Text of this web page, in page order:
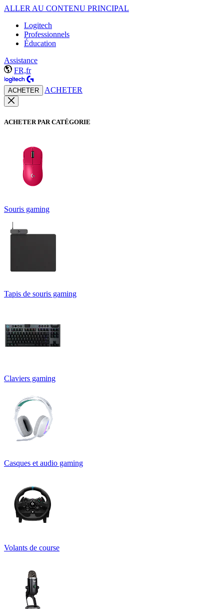
ALLER AU CONTENU PRINCIPAL
Logitech
Professionnels
Éducation
Assistance
FR,fr
ACHETER ACHETER
ACHETER PAR CATÉGORIE
Souris gaming
Tapis de souris gaming
Claviers gaming
Casques et audio gaming
Volants de course